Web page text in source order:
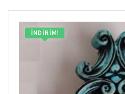
İNDIRIM!